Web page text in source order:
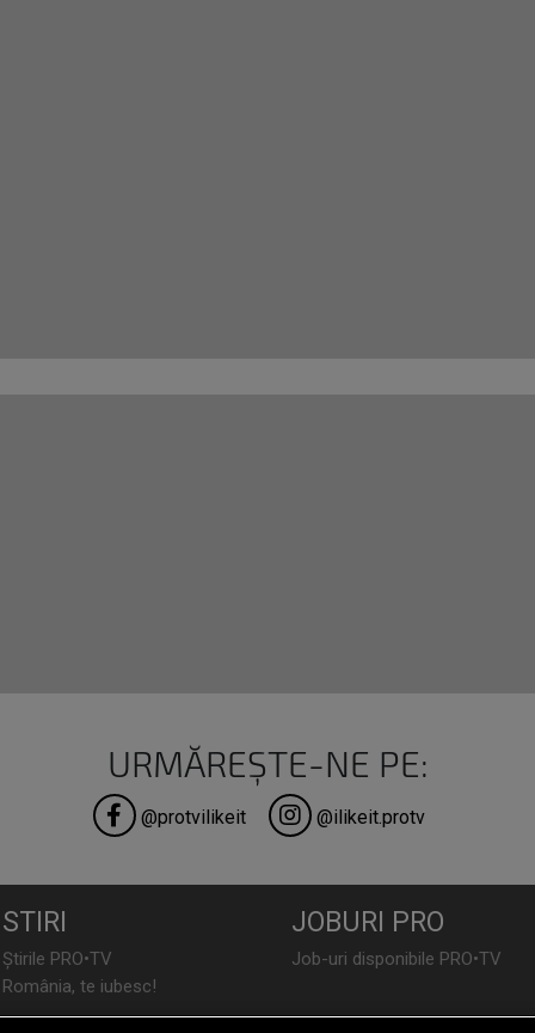
URMĂREȘTE-NE PE:
@protvilikeit @ilikeit.protv
STIRI
Știrile PRO•TV
România, te iubesc!
JOBURI PRO
Job-uri disponibile PRO•TV